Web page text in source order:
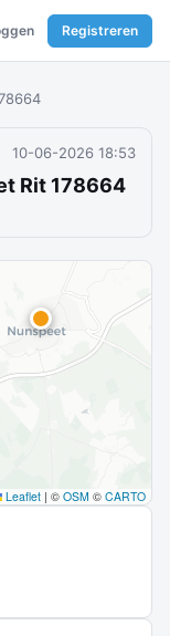
Registreren
10-06-2026 18:53
Rit 178664
Leaflet | © OSM © CARTO